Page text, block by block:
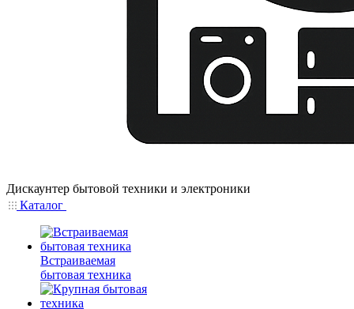
Дискаунтер бытовой техники и электроники
Каталог
Встраиваемая
бытовая техника